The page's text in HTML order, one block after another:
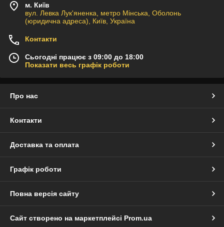
м. Київ
вул. Левка Лук'яненка, метро Мінська, Оболонь
(юридична адреса), Київ, Україна
Контакти
Сьогодні працює з 09:00 до 18:00
Показати весь графік роботи
Про нас
Контакти
Доставка та оплата
Графік роботи
Повна версія сайту
Сайт створено на маркетплейсі Prom.ua